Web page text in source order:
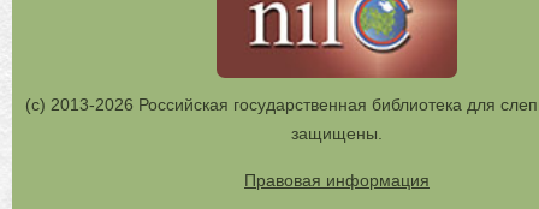
(с) 2013-2026 Российская государственная библиотека для
защищены.
Правовая информация